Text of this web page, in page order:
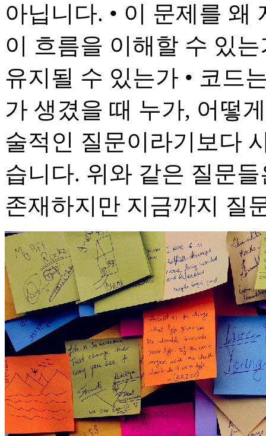
아닙니다. • 이 문제를 왜
이 흐름을 이해할 수 있
유지될 수 있는가 • 코드
가 생겼을 때 누가, 어떻
술적인 질문이라기보다
습니다. 위와 같은 질문
존재하지만 지금까지 질